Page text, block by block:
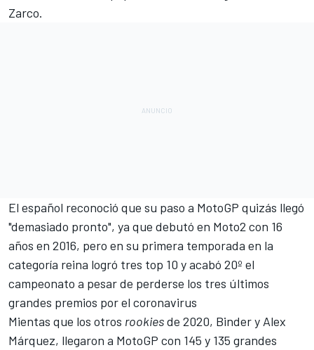
Zarco.
El español reconoció que su paso a MotoGP quizás llegó
"demasiado pronto", ya que debutó en Moto2 con 16
años en 2016, pero en su primera temporada en la
categoría reina logró tres top 10 y acabó 20º el
campeonato a pesar de perderse los tres últimos
grandes premios por el coronavirus
Mientas que los otros rookiesde 2020, Binder y Alex
Márquez, llegaron a MotoGP con 145 y 135 grandes